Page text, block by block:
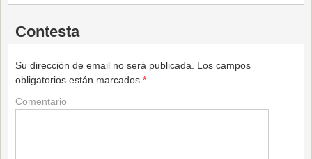
Contesta
Su dirección de email no será publicada.
Los campos
obligatorios están marcados *
Comentario